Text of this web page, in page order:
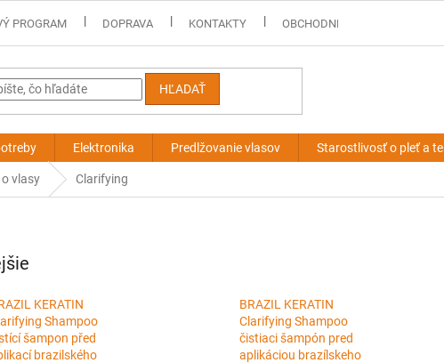
PROGRAM DOPRAVA KONTAKTY OBCHODNÉ PODMIENKY
HĽADAŤ
Elektronika Predlžovanie vlasov Starostlivosť o pleť a
vlasy Clarifying
KERATIN
Shampoo
šampon před
brazilského
BRAZIL KERATIN
Clarifying Shampoo
čistiaci šampón pred
aplikáciou brazílskeho